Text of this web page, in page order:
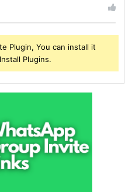
Plugin, You can install it
Plugins.